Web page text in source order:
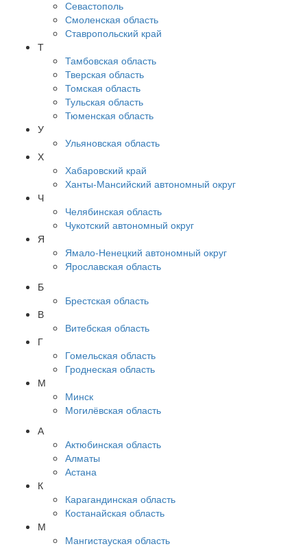
Севастополь
Смоленская область
Ставропольский край
Т
Тамбовская область
Тверская область
Томская область
Тульская область
Тюменская область
У
Ульяновская область
Х
Хабаровский край
Ханты-Мансийский автономный округ
Ч
Челябинская область
Чукотский автономный округ
Я
Ямало-Ненецкий автономный округ
Ярославская область
Б
Брестская область
В
Витебская область
Г
Гомельская область
Гроднеская область
М
Минск
Могилёвская область
А
Актюбинская область
Алматы
Астана
К
Карагандинская область
Костанайская область
М
Мангистауская область